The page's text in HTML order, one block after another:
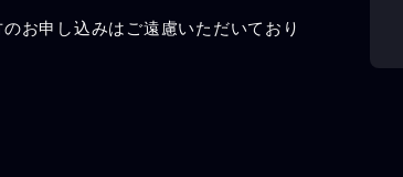
お申し込みはご遠慮いただいており